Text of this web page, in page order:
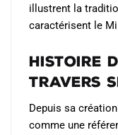
illustrent la
caractérisent le
Histoire
Travers
Depuis sa
comme une